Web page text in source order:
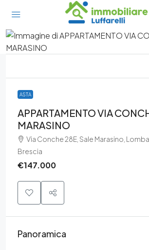
ASTA
APPARTAMENTO VIA
MARASINO
Via Conche 28E, Sale Marasino,
Brescia
€147.000
Panoramica